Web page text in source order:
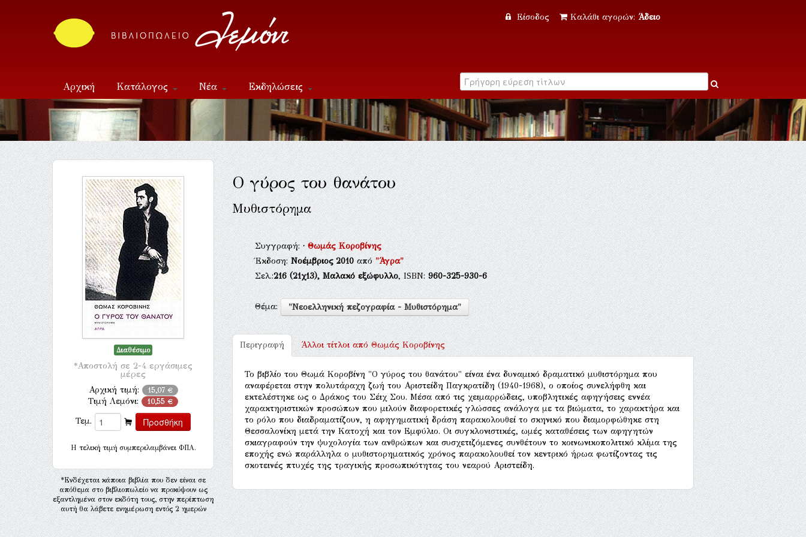
Είσοδος Καλάθι αγορών: Άδειο
Αρχική Κατάλογος Νέα Εκδηλώσεις
Επικοινωνία
Διαθέσιμο
*Αποστολή σε 2-4 εργάσιμες
μέρες
Αρχική τιμή: 15,07 €
Τιμή Λεμόνι: 10,55 €
Τεμ.
H τελική τιμή συμπεριλαμβάνει ΦΠΑ.
*Ενδέχεται κάποια βιβλία που δεν είναι σε
απόθεμα στο βιβλιοπωλείο να προκύψουν ως
εξαντλημένα στον εκδότη τους, στην περίπτωση
αυτή θα λάβετε ενημέρωση εντός 2 ημερών
Ο γύρος του θανάτου
Μυθιστόρημα
Συγγραφή:·Θωμάς Κοροβίνης
Έκδοση:Νοέμβριος 2010από"Άγρα"
Σελ.:216(21χ13), Μαλακό εξώφυλλο, ISBN:960-325-930-6
Θέμα: "Νεοελληνική πεζογραφία - Μυθιστόρημα"
Περιγραφή Άλλοι τίτλοι απόΘωμάς Κοροβίνης
Το βιβλίο του Θωμά Κοροβίνη "O γύρος του θανάτου" είναι ένα δυναμικό δραματικό μυθιστόρημα που
αναφέρεται στην πολυτάραχη ζωή του Αριστείδη Παγκρατίδη (1940-1968), ο οποίος συνελήφθη και
εκτελέστηκε ως ο Δράκος του Σέιχ Σου. Μέσα από τις χειμαρρώδεις, υποβλητικές αφηγήσεις εννέα
χαρακτηριστικών προσώπων που μιλούν διαφορετικές γλώσσες ανάλογα με τα βιώματα, το χαρακτήρα και
το ρόλο που διαδραματίζουν, η αφηγηματική δράση παρακολουθεί το σκηνικό που διαμορφώθηκε στη
Θεσσαλονίκη μετά την Κατοχή και τον Εμφύλιο. Οι συγκλονιστικές, ωμές καταθέσεις των αφηγητών
σκιαγραφούν την ψυχολογία των ανθρώπων και συσχετιζόμενες συνθέτουν το κοινωνικοπολιτικό κλίμα της
εποχής ενώ παράλληλα ο μυθιστορηματικός χρόνος παρακολουθεί τον κεντρικό ήρωα φωτίζοντας τις
σκοτεινές πτυχές της τραγικής προσωπικότητας του νεαρού Αριστείδη.